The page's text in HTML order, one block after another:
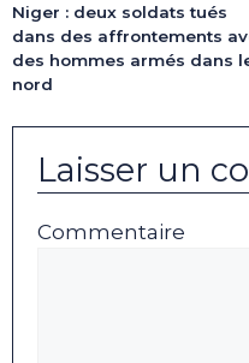
Niger : deux soldats tués
dans des affrontements
des hommes armés dans
nord
Laisser un
Commentaire